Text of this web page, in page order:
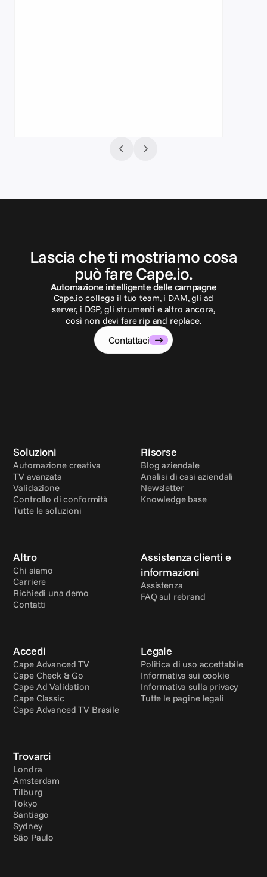
C ac
Lascia che ti mostriamo cosa
può fare Cape.io.
Automazione intelligente delle campagne
Cape.io collega il tuo team, i DAM, gli ad
server, i DSP, gli strumenti e altro ancora,
così non devi fare rip and replace.
Contattaci
Soluzioni
Automazione creativa
TV avanzata
Validazione
Controllo di conformità
Tutte le soluzioni
Risorse
Blog aziendale
Analisi di casi aziendali
Newsletter
Knowledge base
Altro
Chi siamo
Carriere
Richiedi una demo
Contatti
Assistenza clienti e
informazioni
Assistenza
FAQ sul rebrand
Accedi
Cape Advanced TV
Cape Check & Go
Cape Ad Validation
Cape Classic
Cape Advanced TV Brasile
Legale
Politica di uso accettabile
Informativa sui cookie
Informativa sulla privacy
Tutte le pagine legali
Trovarci
Londra
Amsterdam
Tilburg
Tokyo
Santiago
Sydney
São Paulo